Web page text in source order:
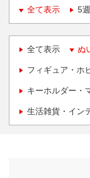
全て表示
5週
全て表示 ぬ
フィギュア・ホ
キーホルダー・
生活雑貨・イン